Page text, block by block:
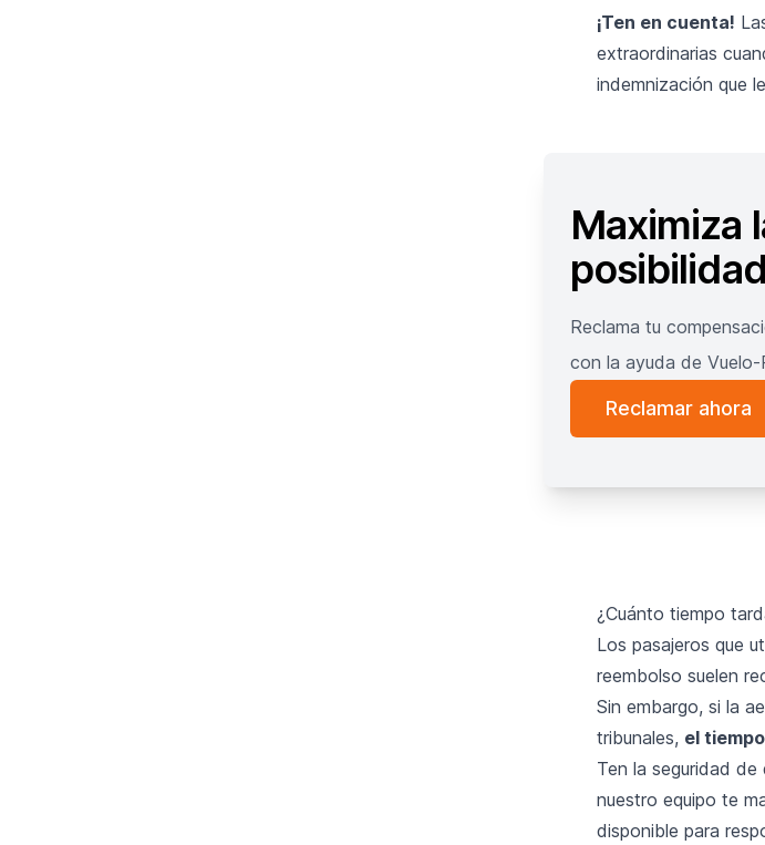
¡Ten en cuenta!
extraordinarias
indemnización que
Maximiza
Reclama tu
con la ayuda de Vuelo-
Reclamar ahora
¿Cuánto tiempo
Los pasajeros que
reembolso suelen
Sin embargo, si la
tribunales, el
Ten la seguridad de
nuestro equipo te
disponible para